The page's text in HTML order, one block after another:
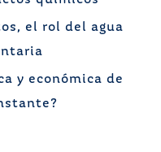
el rol del agua
y económica de